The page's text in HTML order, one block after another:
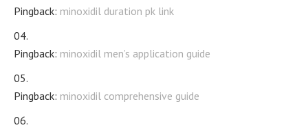
Pingback: minoxidil duration pk link
Pingback: minoxidil men’s application guide
Pingback: minoxidil comprehensive guide